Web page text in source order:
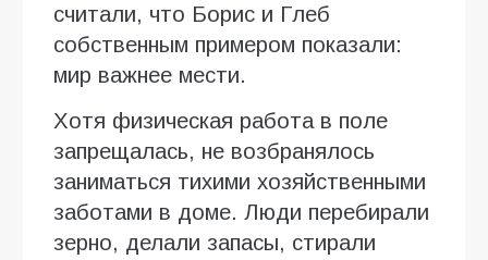
считали, что Борис и Глеб
собственным примером показали:
мир важнее мести.
Хотя физическая работа в поле
запрещалась, не возбранялось
заниматься тихими хозяйственными
заботами в доме. Люди перебирали
зерно, делали запасы, стирали